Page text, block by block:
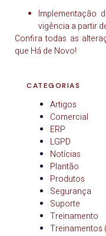
Implementação
vigência a partir
Confira todas as
que Há de Novo!
CATEGORIAS
Artigos
Comercial
ERP
LGPD
Notícias
Plantão
Produtos
Segurança
Suporte
Treinamento
Treinamentos